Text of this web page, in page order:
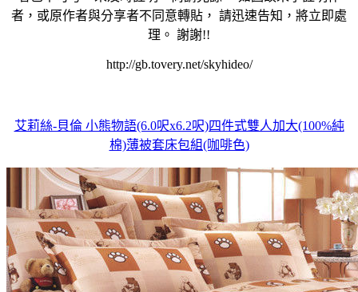
者，或原作者與分享者不同意轉貼， 請迅速告知，將立即處
理。 謝謝!!
http://gb.tovery.net/skyhideo/
艾莉絲-貝倫 小熊物語(6.0呎x6.2呎)四件式雙人加大(100%純
棉)薄被套床包組(咖啡色)